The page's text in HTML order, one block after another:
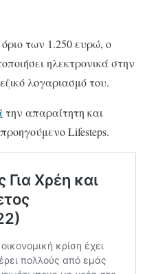
των 1.250 ευρώ, ο
ηλεκτρονικά στην
λογαριασμό του.
την απαραίτητη και
Lifesteps.